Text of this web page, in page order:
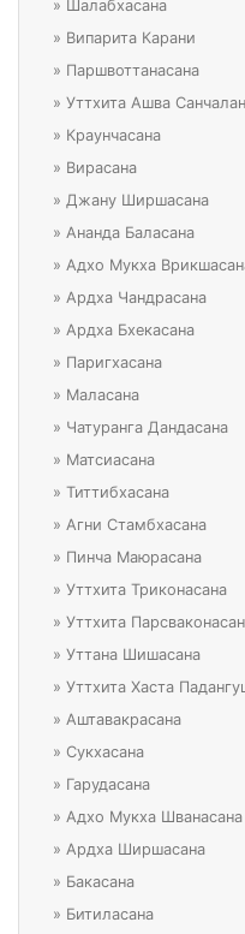
» Шалабхасана
» Випарита Карани
» Паршвоттанасана
» Уттхита Ашва
» Краунчасана
» Вирасана
» Джану Ширшасана
» Ананда Баласана
» Адхо Мукха
» Ардха Чандрасана
» Ардха Бхекасана
» Паригхасана
» Маласана
» Чатуранга Дандасана
» Матсиасана
» Титтибхасана
» Агни Стамбхасана
» Пинча Маюрасана
» Уттхита Триконасана
» Уттхита
» Уттана Шишасана
» Уттхита Хаста
» Аштавакрасана
» Сукхасана
» Гарудасана
» Адхо Мукха Шванасана
» Ардха Ширшасана
» Бакасана
» Битиласана